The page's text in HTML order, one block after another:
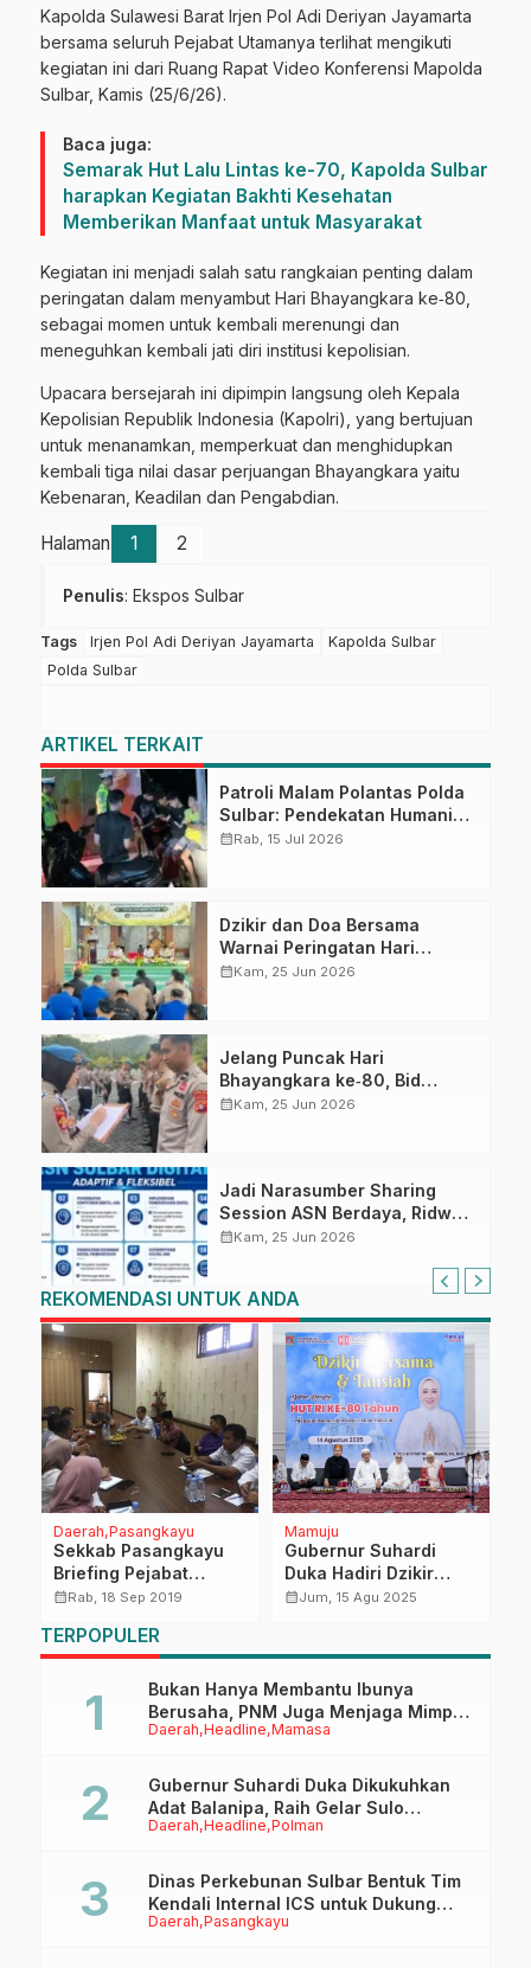
Kapolda Sulawesi Barat Irjen Pol Adi Deriyan Jayamarta
bersama seluruh Pejabat Utamanya terlihat mengikuti
kegiatan ini dari Ruang Rapat Video Konferensi Mapolda
Sulbar, Kamis (25/6/26).
Baca juga:
Semarak Hut Lalu Lintas ke-70, Kapolda Sulbar
harapkan Kegiatan Bakhti Kesehatan
Memberikan Manfaat untuk Masyarakat
Kegiatan ini menjadi salah satu rangkaian penting dalam
peringatan dalam menyambut Hari Bhayangkara ke‑80,
sebagai momen untuk kembali merenungi dan
meneguhkan kembali jati diri institusi kepolisian.
Upacara bersejarah ini dipimpin langsung oleh Kepala
Kepolisian Republik Indonesia (Kapolri), yang bertujuan
untuk menanamkan, memperkuat dan menghidupkan
kembali tiga nilai dasar perjuangan Bhayangkara yaitu
Kebenaran, Keadilan dan Pengabdian.
Halaman 1 2
Penulis: Ekspos Sulbar
Tags Irjen Pol Adi Deriyan Jayamarta
Kapolda Sulbar
Polda Sulbar
ARTIKEL TERKAIT
Patroli Malam Polantas Polda
Sulbar: Pendekatan Humanis
Wujudkan Rasa Aman dan
calendar_monthRab, 15 Jul 2026
Dzikir dan Doa Bersama
Warnai Peringatan Hari
Bhayangkara ke-80 di Polda
calendar_monthKam, 25 Jun 2026
Jelang Puncak Hari
Bhayangkara ke‑80, Bid
Propam Polda Sulbar Pastikan
calendar_monthKam, 25 Jun 2026
Jadi Narasumber Sharing
Session ASN Berdaya, Ridwan
Djafar Paparkan Kesiapan
calendar_monthKam, 25 Jun 2026
REKOMENDASI UNTUK ANDA
Daerah Pasangkayu
Sekkab Pasangkayu
Briefing Pejabat
Asisten Baru.
calendar_monthRab, 18 Sep 2019
Mamuju
Gubernur Suhardi
Duka Hadiri Dzikir
Bersama, Ajak Warga
Moral
calendar_monthJum, 15 Agu 2025
TERPOPULER
Daerah Headline Mamasa
Bukan Hanya Membantu Ibunya
Berusaha, PNM Juga Menjaga Mimpi
Anaknya Untuk Menggapai Cita-Cita
Daerah Headline Polman
Gubernur Suhardi Duka Dikukuhkan
Adat Balanipa, Raih Gelar Sulo
Tappidena
Daerah Pasangkayu
Dinas Perkebunan Sulbar Bentuk Tim
Kendali Internal ICS untuk Dukung
Sertifikasi ISPO Pekebun di